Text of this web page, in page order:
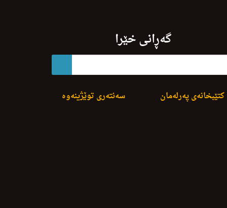
گەڕانی خێرا
سەنتەری توێژینەوە کتێبخانەی پەرلەمان